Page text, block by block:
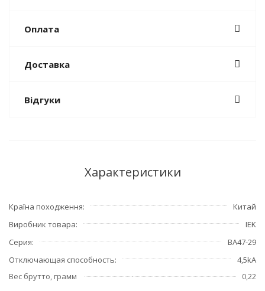
Оплата
Доставка
Відгуки
Характеристики
Країна походження
Китай
Виробник товара
IEK
Серия
ВА47-29
Отключающая способность
4,5kA
Вес брутто, грамм
0,22